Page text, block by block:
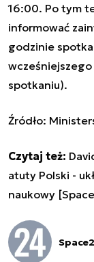
16:00. Po tym
informować
godzinie
wcześniejszego
spotkaniu).
Źródło:
Czytaj też:
atuty Polski -
naukowy